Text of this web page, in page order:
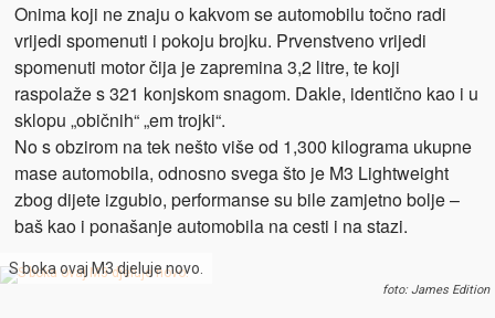
Onima koji ne znaju o kakvom se automobilu točno radi
vrijedi spomenuti i pokoju brojku. Prvenstveno vrijedi
spomenuti motor čija je zapremina 3,2 litre, te koji
raspolaže s 321 konjskom snagom. Dakle, identično kao i u
sklopu „običnih“ „em trojki“.
No s obzirom na tek nešto više od 1,300 kilograma ukupne
mase automobila, odnosno svega što je M3 Lightweight
zbog dijete izgubio, performanse su bile zamjetno bolje –
baš kao i ponašanje automobila na cesti i na stazi.
S boka ovaj M3 djeluje novo.
foto: James Edition